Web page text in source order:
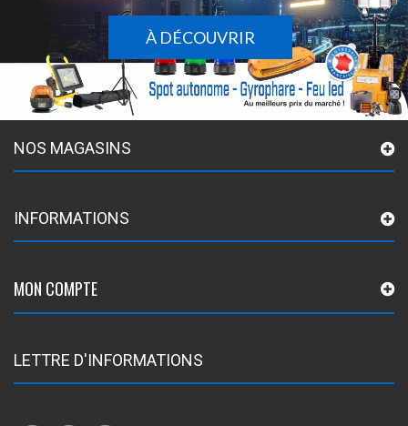
À DÉCOUVRIR
NOS MAGASINS
INFORMATIONS
MON COMPTE
LETTRE D'INFORMATIONS